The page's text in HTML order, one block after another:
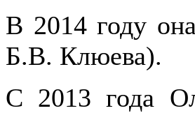
В 2014 году
Б.В. Клюева).
С 2013 года